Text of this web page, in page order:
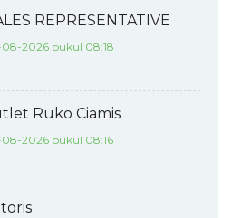
REPRESENTATIVE
2026 pukul 08:18
Ruko Ciamis
2026 pukul 08:16